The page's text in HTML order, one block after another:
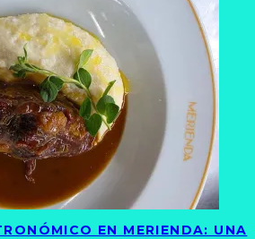
EN MERIENDA: UNA